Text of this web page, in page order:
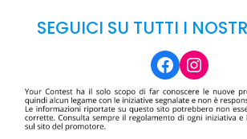
SEGUICI SU TUTTI I
Facebook